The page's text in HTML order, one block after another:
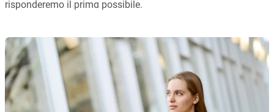
risponderemo il prima possibile.